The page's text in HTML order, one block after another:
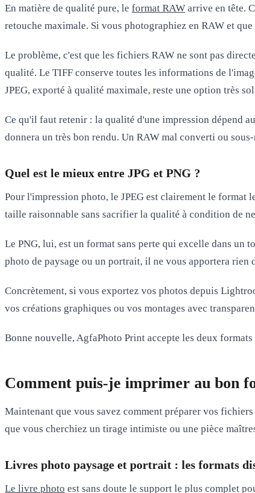
En matière de qualité pure, le format RAW arrive en tête.
retouche maximale. Si vous photographiez en RAW et
Le problème, c'est que les fichiers RAW ne sont pas
qualité. Le TIFF conserve toutes les informations de
JPEG, exporté à qualité maximale, reste une option très
Ce qu'il faut retenir : la qualité d'une impression dépend
donnera un très bon rendu. Un RAW mal converti ou
Quel est le mieux entre JPG et PNG ?
Pour l'impression photo, le JPEG est clairement le format
taille raisonnable sans sacrifier la qualité à condition de
Le PNG, lui, est un format sans perte qui excelle dans un
photo de paysage ou un portrait, il ne vous apportera
Concrètement, si vous exportez vos photos depuis
vos créations graphiques ou vos montages avec
Bonne nouvelle, AgfaPhoto Print accepte les deux formats
Comment puis-je imprimer au bon
Maintenant que vous savez comment préparer vos
que vous cherchiez un tirage intimiste ou une pièce
Livres photo paysage et portrait : les formats
Le livre photo est sans doute le support le plus complet